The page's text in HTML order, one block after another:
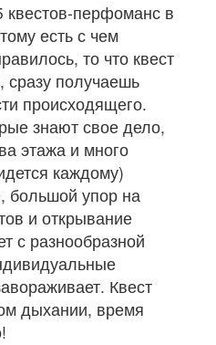
квестов-перфоманс в
есть с чем
то что квест
сразу получаешь
происходящего.
знают свое дело,
этажа и много
каждому)
большой упор на
и открывание
с разнообразной
Квест
дыхании, время